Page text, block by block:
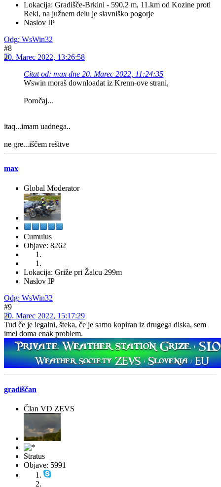
Lokacija: Gradišče-Brkini - 590,2 m, 11.km od Kozine proti
Reki, na južnem delu je slavniško pogorje
Naslov IP
Odg: WsWin32
#8
20. Marec 2022, 13:26:58
Citat od: max dne 20. Marec 2022, 11:24:35
Wswin moraš downloadat iz Krenn-ove strani,
Poročaj...
itaq...imam uadnega..
ne gre...iščem rešitve
max
Global Moderator
Cumulus
Objave: 8262
Lokacija: Griže pri Žalcu 299m
Naslov IP
Odg: WsWin32
#9
20. Marec 2022, 15:17:29
Tud če je legalni, šteka, če je samo kopiran iz drugega diska, sem
imel doma enak problem.
gradiščan
Član VD ZEVS
Stratus
Objave: 5991